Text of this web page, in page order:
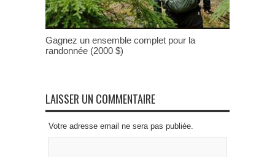
Gagnez un ensemble complet pour la
randonnée (2000 $)
LAISSER UN COMMENTAIRE
Votre adresse email ne sera pas publiée.